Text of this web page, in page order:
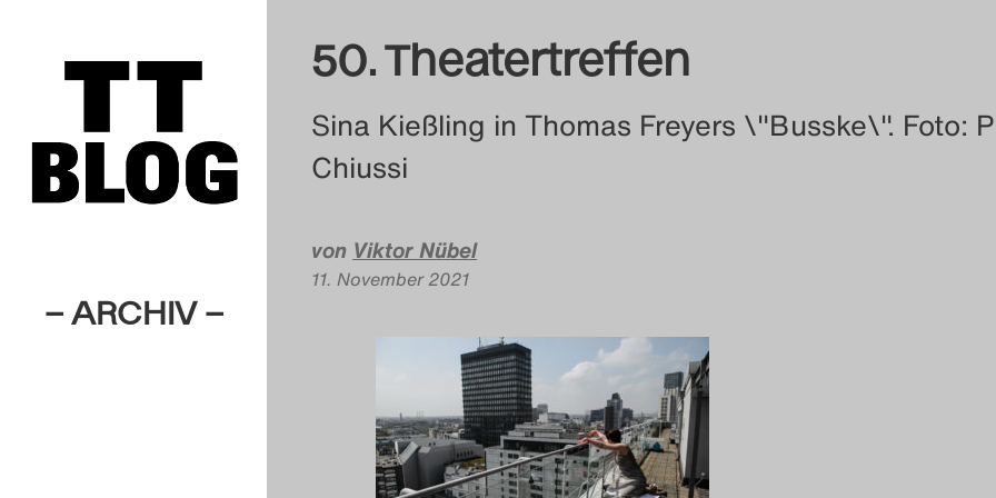
– ARCHIV –
50. Theatertreffen
Sina Kießling in Thomas Freyers \"Busske\". Foto:
Chiussi
von Viktor Nübel
11. November 2021